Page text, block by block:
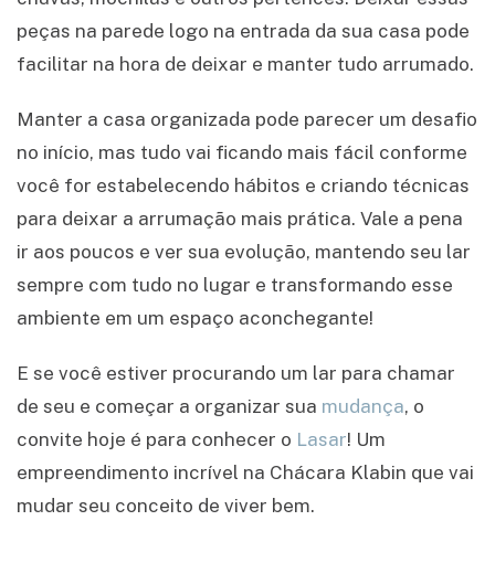
peças na parede logo na entrada da sua casa pode
facilitar na hora de deixar e manter tudo arrumado.
Manter a casa organizada pode parecer um desafio
no início, mas tudo vai ficando mais fácil conforme
você for estabelecendo hábitos e criando técnicas
para deixar a arrumação mais prática. Vale a pena
ir aos poucos e ver sua evolução, mantendo seu lar
sempre com tudo no lugar e transformando esse
ambiente em um espaço aconchegante!
E se você estiver procurando um lar para chamar
de seu e começar a organizar sua mudança, o
convite hoje é para conhecer o Lasar! Um
empreendimento incrível na Chácara Klabin que vai
mudar seu conceito de viver bem.